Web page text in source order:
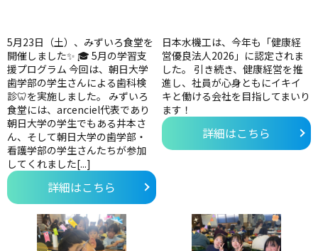
5月23日（土）、みずいろ食堂を
開催しました✨ 🎓 5月の学習支
援プログラム 今回は、朝日大学
歯学部の学生さんによる歯科検
診🦷を実施しました。 みずいろ
食堂には、arcenciel代表であり
朝日大学の学生でもある井本さ
ん、そして朝日大学の歯学部・
看護学部の学生さんたちが参加
してくれました[...]
詳細はこちら
日本水機工は、今年も「健康経
営優良法人2026」に認定されま
した。 引き続き、健康経営を推
進し、社員が心身ともにイキイ
キと働ける会社を目指してまいり
ます！
詳細はこちら